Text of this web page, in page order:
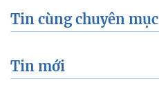
Tin cùng chuyên mục
Tin mới